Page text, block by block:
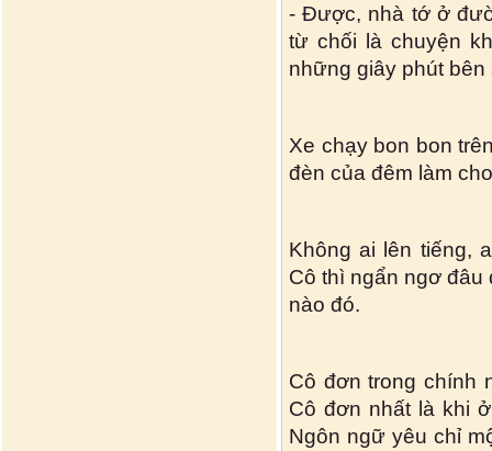
- Được, nhà tớ ở
từ chối là chuyện
những giây phút bên
Xe chạy bon bon
đèn của đêm làm
Không ai lên tiếng,
Cô thì ngẩn ngơ
nào đó.
Cô đơn trong chính
Cô đơn nhất là khi
Ngôn ngữ yêu chỉ